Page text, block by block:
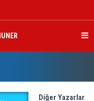
Iraqê
Diğer Yazarlar